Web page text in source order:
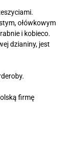
ołówkowym
i kobieco.
dzianiny, jest
firmę